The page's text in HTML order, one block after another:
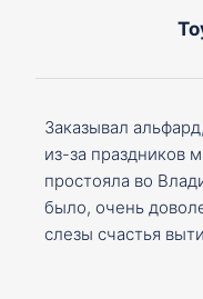
Заказывал
из-за праздников
простояла во
было, очень
слезы счастья